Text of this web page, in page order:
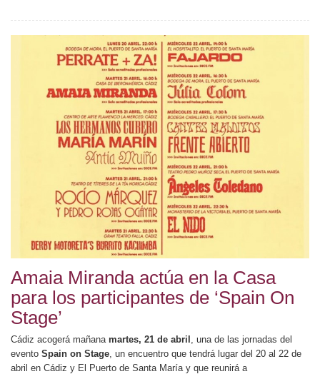
Amaia Miranda actúa en la Casa
para los participantes de ‘Spain On
Stage’
Cádiz acogerá mañana martes, 21 de abril , una de las jornadas del
evento Spain on Stage, un encuentro que tendrá lugar del 20 al 22 de
abril en Cádiz y El Puerto de Santa María y que reunirá a